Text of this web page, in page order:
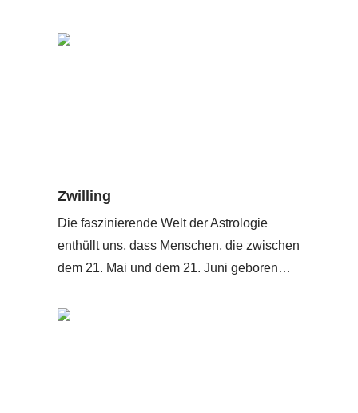
Zwilling
Die faszinierende Welt der Astrologie
enthüllt uns, dass Menschen, die zwischen
dem 21. Mai und dem 21. Juni geboren…